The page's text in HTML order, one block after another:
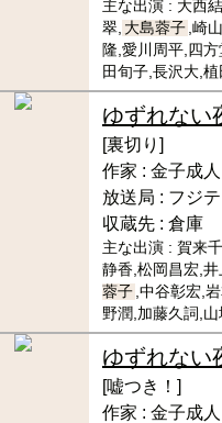
主な出演 : 大西
翠, 大島蓉子 ,崎
隆,愛川周平,四
田旬子,長沢大,
ゆずれない
[裏切り]
作家 : 金子成人
放送局 : フジ
収蔵先 : 倉庫
主な出演 : 賀来
静香,松岡昌宏,
蓉子 ,中谷彰宏,
野潤,加藤久詞,
ゆずれない
[嘘つき！]
作家 : 金子成人